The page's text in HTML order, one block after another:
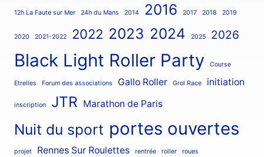
12h La Faute sur Mer 24h du Mans 2014 2016 2017 2018 2019
2020 2021-2022 2022 2023 2024 2025 2026
Black Light Roller Party Course
Etrelles Forum des associations Gallo Roller Grol Race initiation
inscription JTR Marathon de Paris
Nuit du sport portes ouvertes
projet Rennes Sur Roulettes rentrée roller roues